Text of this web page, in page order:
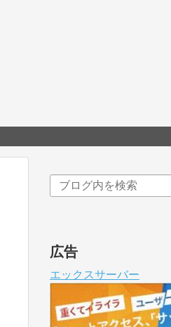
広告
エックスサーバー